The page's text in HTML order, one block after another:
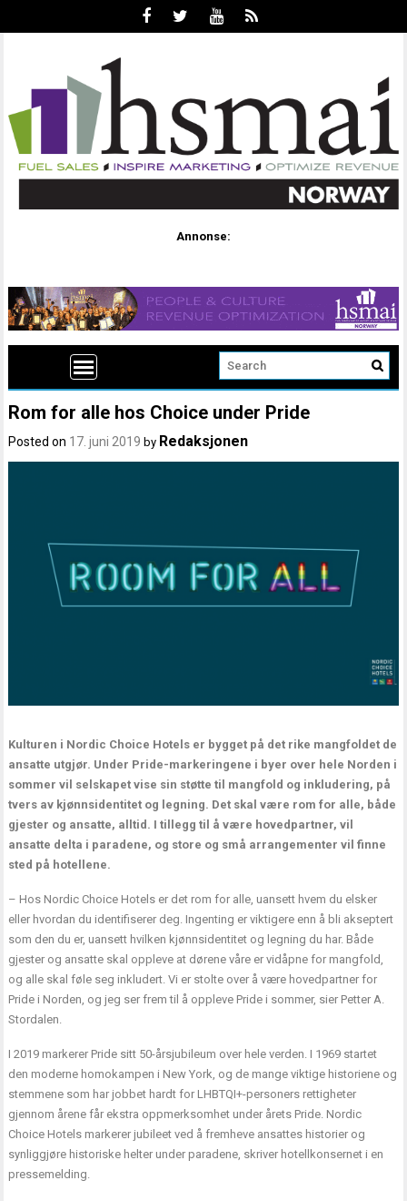
Annonse:
Rom for alle hos Choice under Pride
Posted on 17. juni 2019 by Redaksjonen
Kulturen i Nordic Choice Hotels er bygget på det rike mangfoldet de
ansatte utgjør. Under Pride-markeringene i byer over hele Norden i
sommer vil selskapet vise sin støtte til mangfold og inkludering, på
tvers av kjønnsidentitet og legning. Det skal være rom for alle, både
gjester og ansatte, alltid. I tillegg til å være hovedpartner, vil
ansatte delta i paradene, og store og små arrangementer vil finne
sted på hotellene.
– Hos Nordic Choice Hotels er det rom for alle, uansett hvem du elsker
eller hvordan du identifiserer deg. Ingenting er viktigere enn å bli akseptert
som den du er, uansett hvilken kjønnsidentitet og legning du har. Både
gjester og ansatte skal oppleve at dørene våre er vidåpne for mangfold,
og alle skal føle seg inkludert. Vi er stolte over å være hovedpartner for
Pride i Norden, og jeg ser frem til å oppleve Pride i sommer, sier Petter A.
Stordalen.
I 2019 markerer Pride sitt 50-årsjubileum over hele verden. I 1969 startet
den moderne homokampen i New York, og de mange viktige historiene og
stemmene som har jobbet hardt for LHBTQI+-personers rettigheter
gjennom årene får ekstra oppmerksomhet under årets Pride. Nordic
Choice Hotels markerer jubileet ved å fremheve ansattes historier og
synliggjøre historiske helter under paradene, skriver hotellkonsernet i en
pressemelding.